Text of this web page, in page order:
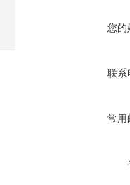
您的
联系
常用